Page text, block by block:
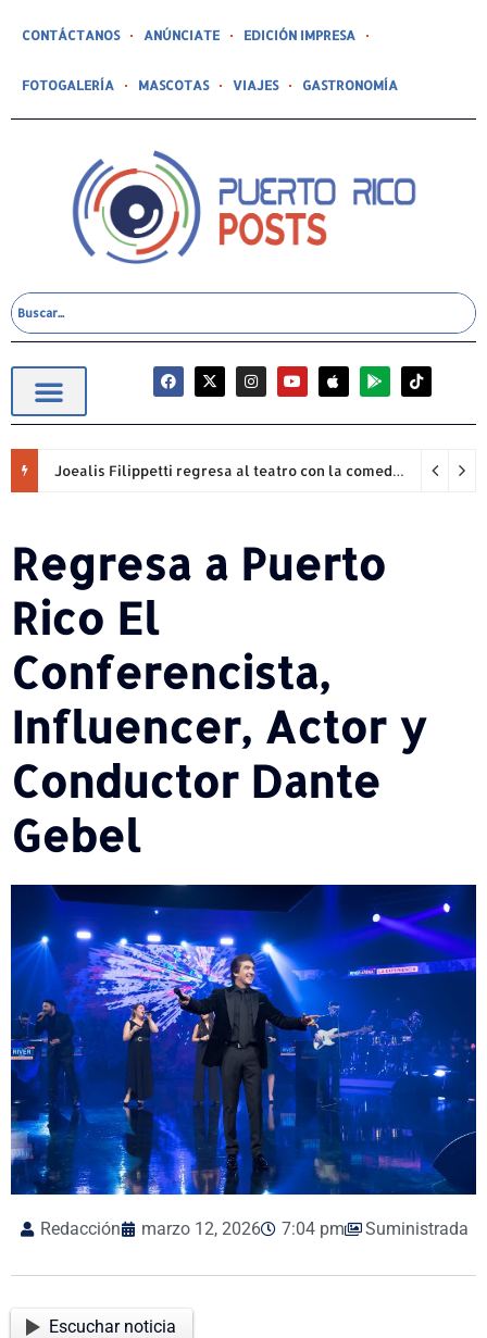
CONTÁCTANOS ANÚNCIATE EDICIÓN IMPRESA
FOTOGALERÍA MASCOTAS VIAJES GASTRONOMÍA
Joealis Filippetti regresa al teatro con la comedia “Una Cristiana Rookie… ¡Qué Papelón!”
Regresa a Puerto
Rico El
Conferencista,
Influencer, Actor y
Conductor Dante
Gebel
Redacción marzo 12, 2026 7:04 pm Suministrada
Escuchar noticia